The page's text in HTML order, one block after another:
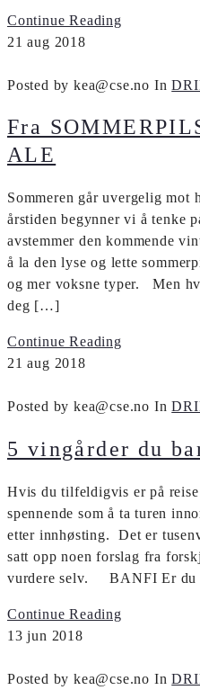
Continue Reading
21 aug 2018
Posted by kea@cse.no In
Fra
ALE
Sommeren går uvergelig mot
årstiden begynner vi å tenke
avstemmer den ­kommende
å la den lyse og lette
og mer voksne typer. Men
deg […]
Continue Reading
21 aug 2018
Posted by kea@cse.no In
5 vingårder du
Hvis du tilfeldigvis er på
spennende som å ta turen
etter innhøsting. Det er
satt opp noen forslag fra
vurdere selv. BANFI Er
Continue Reading
13 jun 2018
Posted by kea@cse.no In